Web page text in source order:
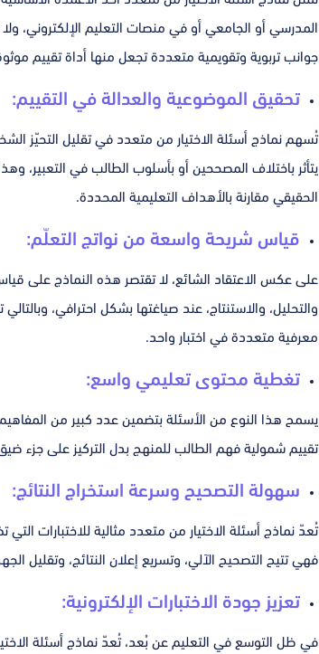
المدرسي أو الجامعي أو في منصات التعليم الإلكتروني،
جوانب تربوية وتقويمية متعددة تجعل منها أداة تقييم
تحقيق الموضوعية والعدالة في التقييم:
تُسهم نماذج أسئلة الاختيار من متعدد في تقليل التحيّز
يتأثر باختلاف المصححين أو بأسلوب الطالب في التعبير،
الحقيقي مقارنة بالأهداف التعليمية المحددة.
قياس شريحة واسعة من نواتج التعلّم:
على عكس الاعتقاد الشائع، لا تقتصر هذه النماذج على
والتحليل، والاستنتاج، عند صياغتها بشكل احترافي،
معرفية متعددة في اختبار واحد.
تغطية محتوى تعليمي واسع:
يسمح هذا النوع من الأسئلة بتضمين عدد كبير من
تقييم شمولية فهم الطالب للمنهج بدل التركيز على جزء
سهولة التصحيح وسرعة استخراج النتائج:
تُعدّ نماذج أسئلة الاختيار من متعدد مثالية للاختبارات
فهي تتيح التصحيح الآلي، وتسريع إعلان النتائج، وتقليل
تعزيز جودة الاختبارات الإلكترونية:
في ظل التوسع في التعليم عن بُعد، تُعدّ نماذج أسئلة